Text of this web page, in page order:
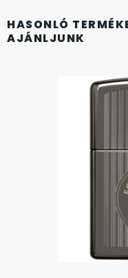
HASONLÓ
AJÁNLJUNK
MÁRKÁS KARÓRA
ÓRAFORGATÓK